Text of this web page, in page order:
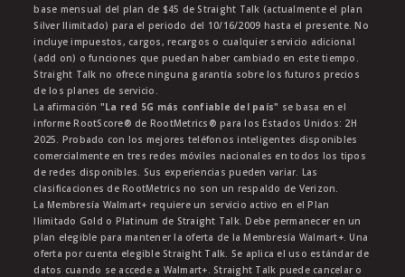
base mensual del plan de $45 de Straight Talk (actualmente el plan
Silver Ilimitado) para el periodo del 10/16/2009 hasta el presente. No
incluye impuestos, cargos, recargos o cualquier servicio adicional
(add on) o funciones que puedan haber cambiado en este tiempo.
Straight Talk no ofrece ninguna garantía sobre los futuros precios
de los planes de servicio.
La afirmación "La red 5G más confiable del país" se basa en el
informe RootScore® de RootMetrics® para los Estados Unidos: 2H
2025. Probado con los mejores teléfonos inteligentes disponibles
comercialmente en tres redes móviles nacionales en todos los tipos
de redes disponibles. Sus experiencias pueden variar. Las
clasificaciones de RootMetrics no son un respaldo de Verizon.
La Membresía Walmart+ requiere un servicio activo en el Plan
Ilimitado Gold o Platinum de Straight Talk. Debe permanecer en un
plan elegible para mantener la oferta de la Membresía Walmart+. Una
oferta por cuenta elegible Straight Talk. Se aplica el uso estándar de
datos cuando se accede a Walmart+. Straight Talk puede cancelar o